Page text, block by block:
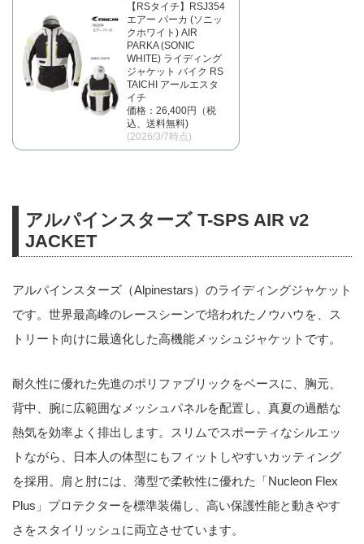
【RSタイチ】RSJ354
エアー パーカ (ソニッ
クホワイト) AIR
PARKA (SONIC
WHITE) ライディング
ジャケット バイク RS
TAICHI アールエスタ
イチ
価格：26,400円（税
込、送料無料)
(2026/3/7時点)
アルパインスターズ T-SPS AIR v2
JACKET
アルパインスターズ（Alpinestars）のライディングジャケット
です。世界最高峰のレースシーンで培われたノウハウを、ス
トリート向けに最適化した高機能メッシュジャケットです。
耐久性に優れた先進のポリファブリックをベースに、胸元、
背中、腕に広範囲なメッシュパネルを配置し、真夏の過酷な
熱気を効率よく排出します。スリムでスポーティなシルエッ
トながら、日本人の体型にもフィットしやすいカッティング
を採用。肩と肘には、薄型で柔軟性に優れた「Nucleon Flex
Plus」プロテクターを標準装備し、高い保護性能と動きやす
さをスタイリッシュに両立させています。